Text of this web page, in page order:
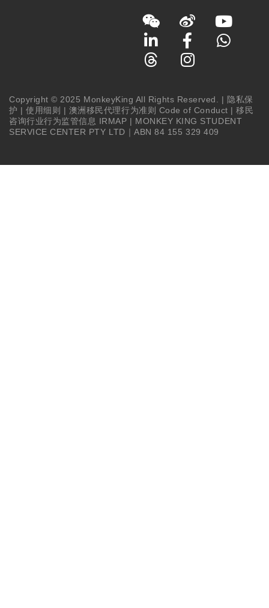
Copyright © 2025 MonkeyKing All Rights Reserved. |隐私保
护 |使用细则 | 澳洲移民代理行为准则 Code of Conduct |移民
咨询行业行为监管信息 IRMAP | MONKEY KING STUDENT
SERVICE CENTER PTY LTD｜ABN 84 155 329 409